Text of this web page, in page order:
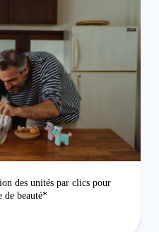
des unités par clics pour
de beauté*